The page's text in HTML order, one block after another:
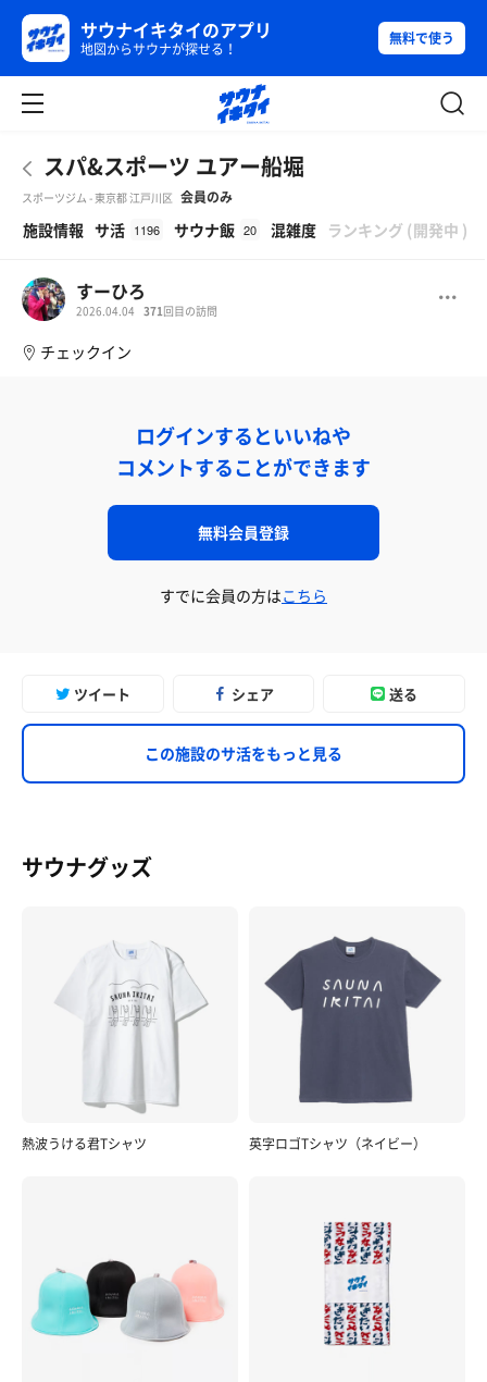
サウナイキタイのアプリ
地図からサウナが探せる！
無料で使う
スパ&スポーツ ユアー船堀
スポーツジム - 東京都 江戸川区 会員のみ
施設情報 サ活 1196 サウナ飯 20 混雑度 ランキング (開発中 )
すーひろ
2026.04.04 371 回目の訪問
チェックイン
ログインするといいねや
コメントすることができます
無料会員登録
すでに会員の方はこちら
ツイート シェア 送る
この施設のサ活をもっと見る
サウナグッズ
熱波うける君Tシャツ 英字ロゴTシャツ（ネイビー）